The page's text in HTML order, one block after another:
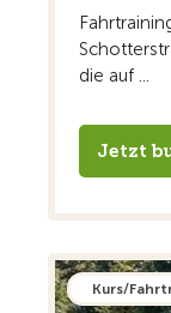
die auf ...
Jetzt
Kurs/